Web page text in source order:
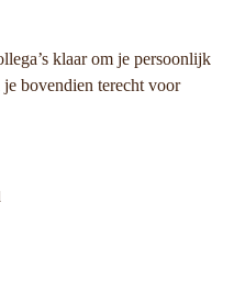
klaar om je persoonlijk
bovendien terecht voor